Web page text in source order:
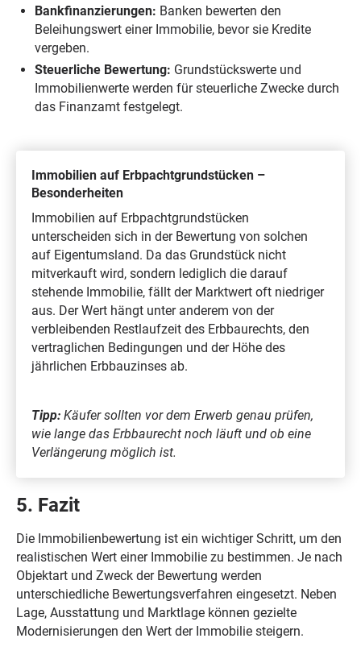
Bankfinanzierungen: Banken bewerten den
Beleihungswert einer Immobilie, bevor sie Kredite
vergeben.
Steuerliche Bewertung: Grundstückswerte und
Immobilienwerte werden für steuerliche Zwecke durch
das Finanzamt festgelegt.
Immobilien auf Erbpachtgrundstücken –
Besonderheiten
Immobilien auf Erbpachtgrundstücken
unterscheiden sich in der Bewertung von solchen
auf Eigentumsland. Da das Grundstück nicht
mitverkauft wird, sondern lediglich die darauf
stehende Immobilie, fällt der Marktwert oft niedriger
aus. Der Wert hängt unter anderem von der
verbleibenden Restlaufzeit des Erbbaurechts, den
vertraglichen Bedingungen und der Höhe des
jährlichen Erbbauzinses ab.
Tipp: Käufer sollten vor dem Erwerb genau prüfen,
wie lange das Erbbaurecht noch läuft und ob eine
Verlängerung möglich ist.
5. Fazit
Die Immobilienbewertung ist ein wichtiger Schritt, um den
realistischen Wert einer Immobilie zu bestimmen. Je nach
Objektart und Zweck der Bewertung werden
unterschiedliche Bewertungsverfahren eingesetzt. Neben
Lage, Ausstattung und Marktlage können gezielte
Modernisierungen den Wert der Immobilie steigern.